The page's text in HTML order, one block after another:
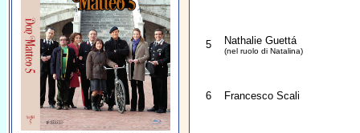
5 Nathalie Guettá
(nel ruolo di Natalina)
6 Francesco Scali